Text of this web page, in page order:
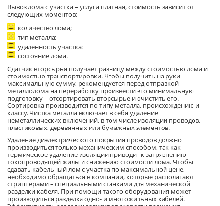
Вывоз лома с участка – услуга платная, стоимость зависит от
следующих моментов:
количество лома;
тип металла;
удаленность участка;
состояние лома.
Сдатчик вторсырья получает разницу между стоимостью лома и
стоимостью транспортировки. Чтобы получить на руки
максимальную сумму, рекомендуется перед отправкой
металлолома на переработку произвести его минимальную
подготовку – отсортировать вторсырье и очистить его.
Сортировка производится по типу металла, происхождению и
классу. Чистка металла включает в себя удаление
неметаллических включений, в том числе изоляции проводов,
пластиковых, деревянных или бумажных элементов.
Удаление диэлектрического покрытия проводов должно
производиться только механическим способом, так как
термическое удаление изоляции приводит к загрязнению
токопроводящей жилы и снижению стоимости лома. Чтобы
сдавать кабельный лом с участка по максимальной цене,
необходимо обращаться в компании, которые располагают
стрипперами – специальными станками для механической
разделки кабеля. При помощи такого оборудования может
производиться разделка одно- и многожильных кабелей.